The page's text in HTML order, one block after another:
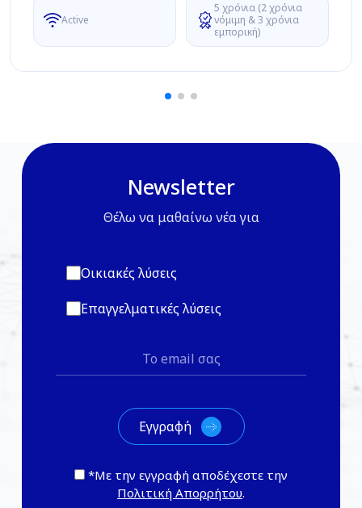
Active
5 χρόνια (2 χρόνια
νόμιμη & 3 χρόνια
εμπορική)
Newsletter
Θέλω να μαθαίνω νέα για
Οικιακές λύσεις
Επαγγελματικές λύσεις
*Με την εγγραφή αποδέχεστε την
Πολιτική Απορρήτου.